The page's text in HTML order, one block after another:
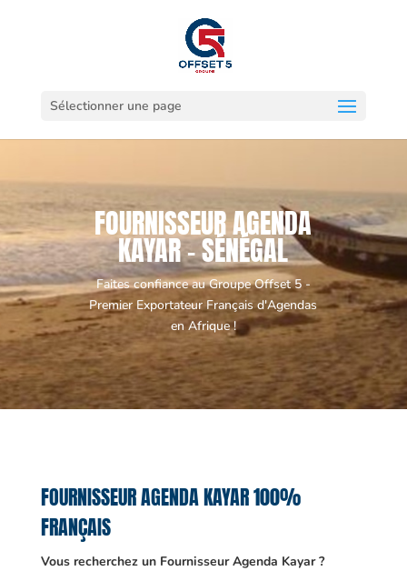
Sélectionner une page
FOURNISSEUR AGENDA
KAYAR - SÉNÉGAL
Faites confiance au Groupe Offset 5 -
Premier Exportateur Français d'Agendas
en Afrique !
FOURNISSEUR AGENDA KAYAR 100%
FRANÇAIS
Vous recherchez un Fournisseur Agenda Kayar ?